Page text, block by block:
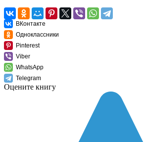
ВКонтакте
Одноклассники
Pinterest
Viber
WhatsApp
Telegram
Оцените книгу